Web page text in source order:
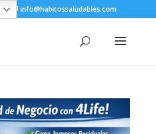
info@habitossaludables.com